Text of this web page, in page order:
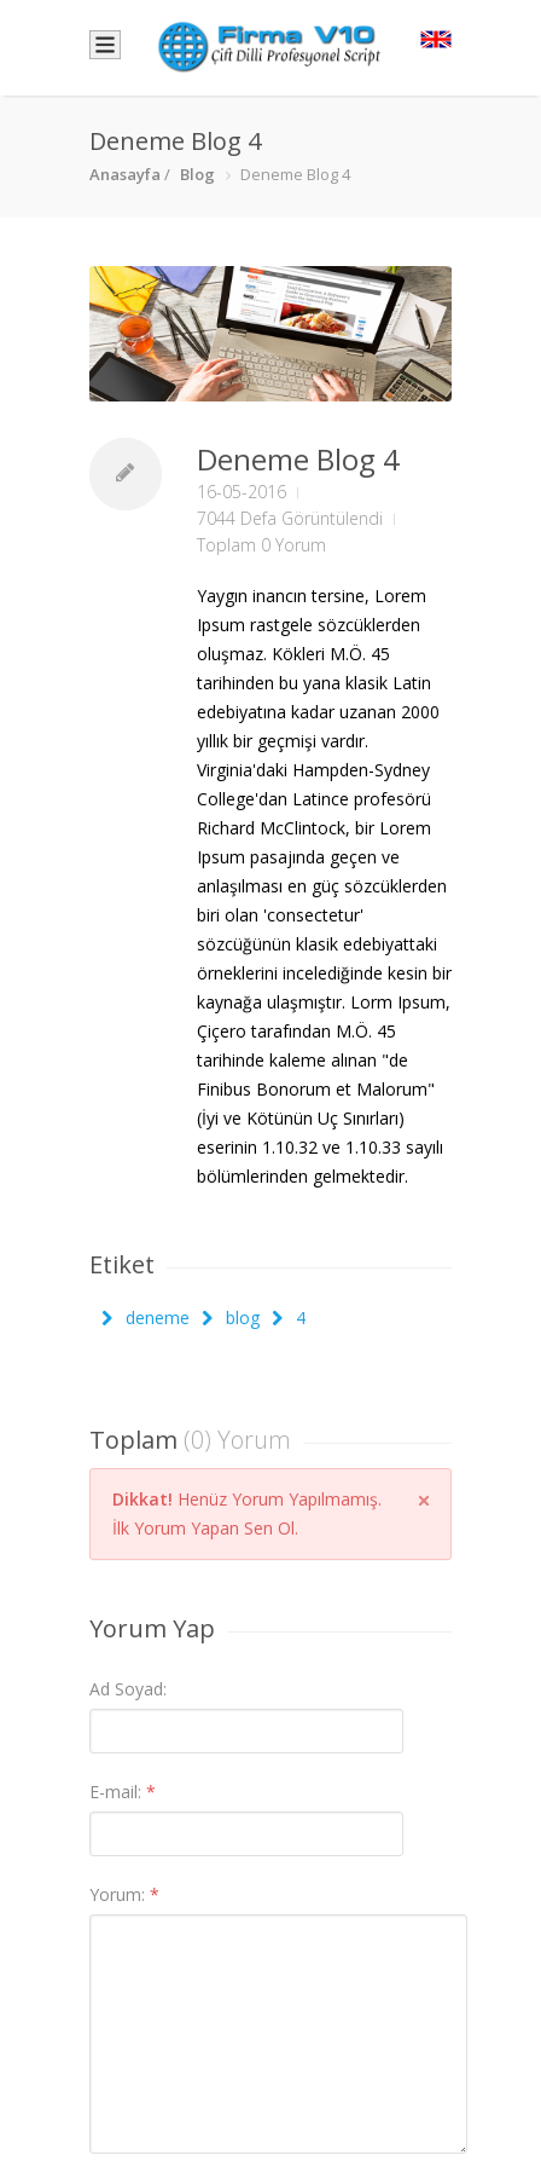
Deneme Blog 4
Anasayfa / Blog Deneme Blog 4
Deneme Blog 4
16-05-2016
7044 Defa Görüntülendi
Toplam 0 Yorum
Yaygın inancın tersine, Lorem
Ipsum rastgele sözcüklerden
oluşmaz. Kökleri M.Ö. 45
tarihinden bu yana klasik Latin
edebiyatına kadar uzanan 2000
yıllık bir geçmişi vardır.
Virginia'daki Hampden-Sydney
College'dan Latince profesörü
Richard McClintock, bir Lorem
Ipsum pasajında geçen ve
anlaşılması en güç sözcüklerden
biri olan 'consectetur'
sözcüğünün klasik edebiyattaki
örneklerini incelediğinde kesin bir
kaynağa ulaşmıştır. Lorm Ipsum,
Çiçero tarafından M.Ö. 45
tarihinde kaleme alınan "de
Finibus Bonorum et Malorum"
(İyi ve Kötünün Uç Sınırları)
eserinin 1.10.32 ve 1.10.33 sayılı
bölümlerinden gelmektedir.
Etiket
deneme blog 4
Toplam (0) Yorum
Dikkat! Henüz Yorum Yapılmamış.
İlk Yorum Yapan Sen Ol.
Yorum Yap
Ad Soyad:
E-mail: *
Yorum: *